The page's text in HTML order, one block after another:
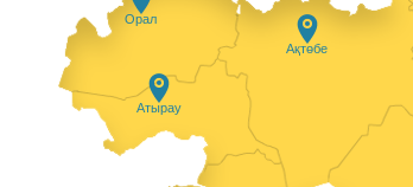
Осы бағдарлама аясында Қазақстанның
жастары мамандандырылған тренингтен өтіп,
барлық аймақтарының мектеп оқушылары
сабақтар өткізеді. Жобаның басты мақсаты -
қолданылуын барынша азайту үшін ақпарат
экологиялық әдеттерді насихаттау.
27.01.2021,
Ақтөбе
Атырау
Орал